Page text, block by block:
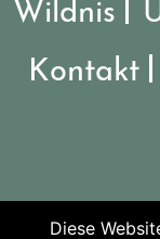
Wildnis
Kontakt
Diese